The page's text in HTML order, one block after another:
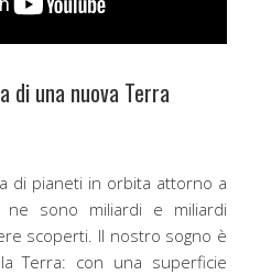
di una nuova Terra
di pianeti in orbita attorno a
sono miliardi e miliardi
scoperti. Il nostro sogno è
Terra: con una superficie